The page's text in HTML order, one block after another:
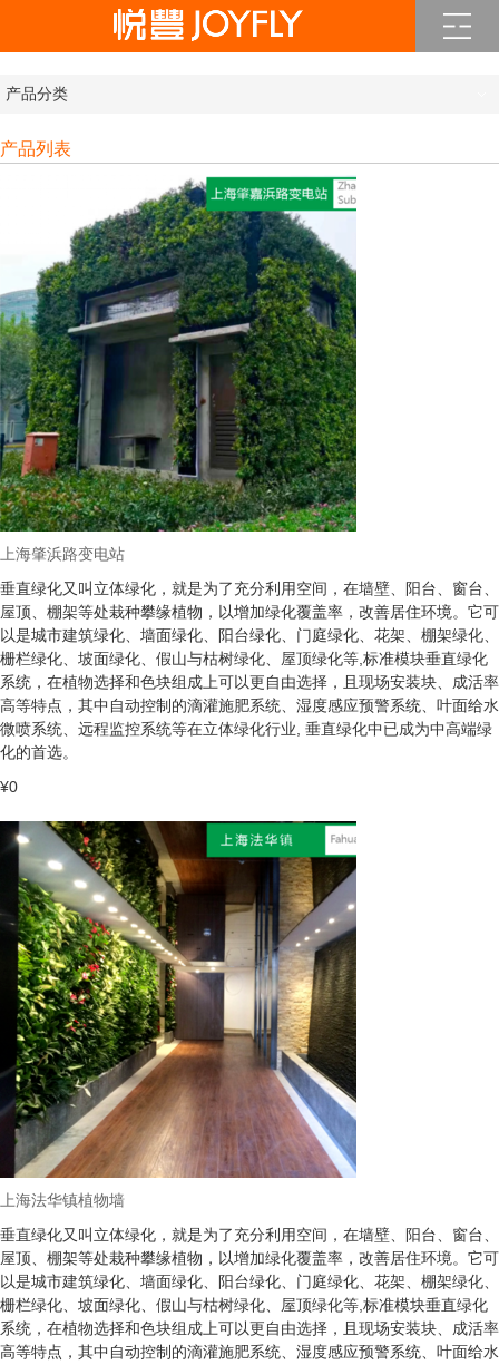
产品分类
产品列表
上海肇浜路变电站
垂直绿化又叫立体绿化，就是为了充分利用空间，在墙壁、阳台、窗台、
屋顶、棚架等处栽种攀缘植物，以增加绿化覆盖率，改善居住环境。它可
以是城市建筑绿化、墙面绿化、阳台绿化、门庭绿化、花架、棚架绿化、
栅栏绿化、坡面绿化、假山与枯树绿化、屋顶绿化等,标准模块垂直绿化
系统，在植物选择和色块组成上可以更自由选择，且现场安装块、成活率
高等特点，其中自动控制的滴灌施肥系统、湿度感应预警系统、叶面给水
微喷系统、远程监控系统等在立体绿化行业, 垂直绿化中已成为中高端绿
化的首选。
¥0
上海法华镇植物墙
垂直绿化又叫立体绿化，就是为了充分利用空间，在墙壁、阳台、窗台、
屋顶、棚架等处栽种攀缘植物，以增加绿化覆盖率，改善居住环境。它可
以是城市建筑绿化、墙面绿化、阳台绿化、门庭绿化、花架、棚架绿化、
栅栏绿化、坡面绿化、假山与枯树绿化、屋顶绿化等,标准模块垂直绿化
系统，在植物选择和色块组成上可以更自由选择，且现场安装块、成活率
高等特点，其中自动控制的滴灌施肥系统、湿度感应预警系统、叶面给水